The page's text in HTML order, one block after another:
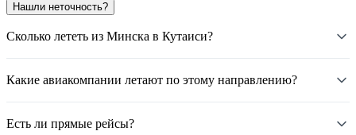
Нашли неточность?
Сколько лететь из Минска в Кутаиси?
Какие авиакомпании летают по этому направлению?
Есть ли прямые рейсы?